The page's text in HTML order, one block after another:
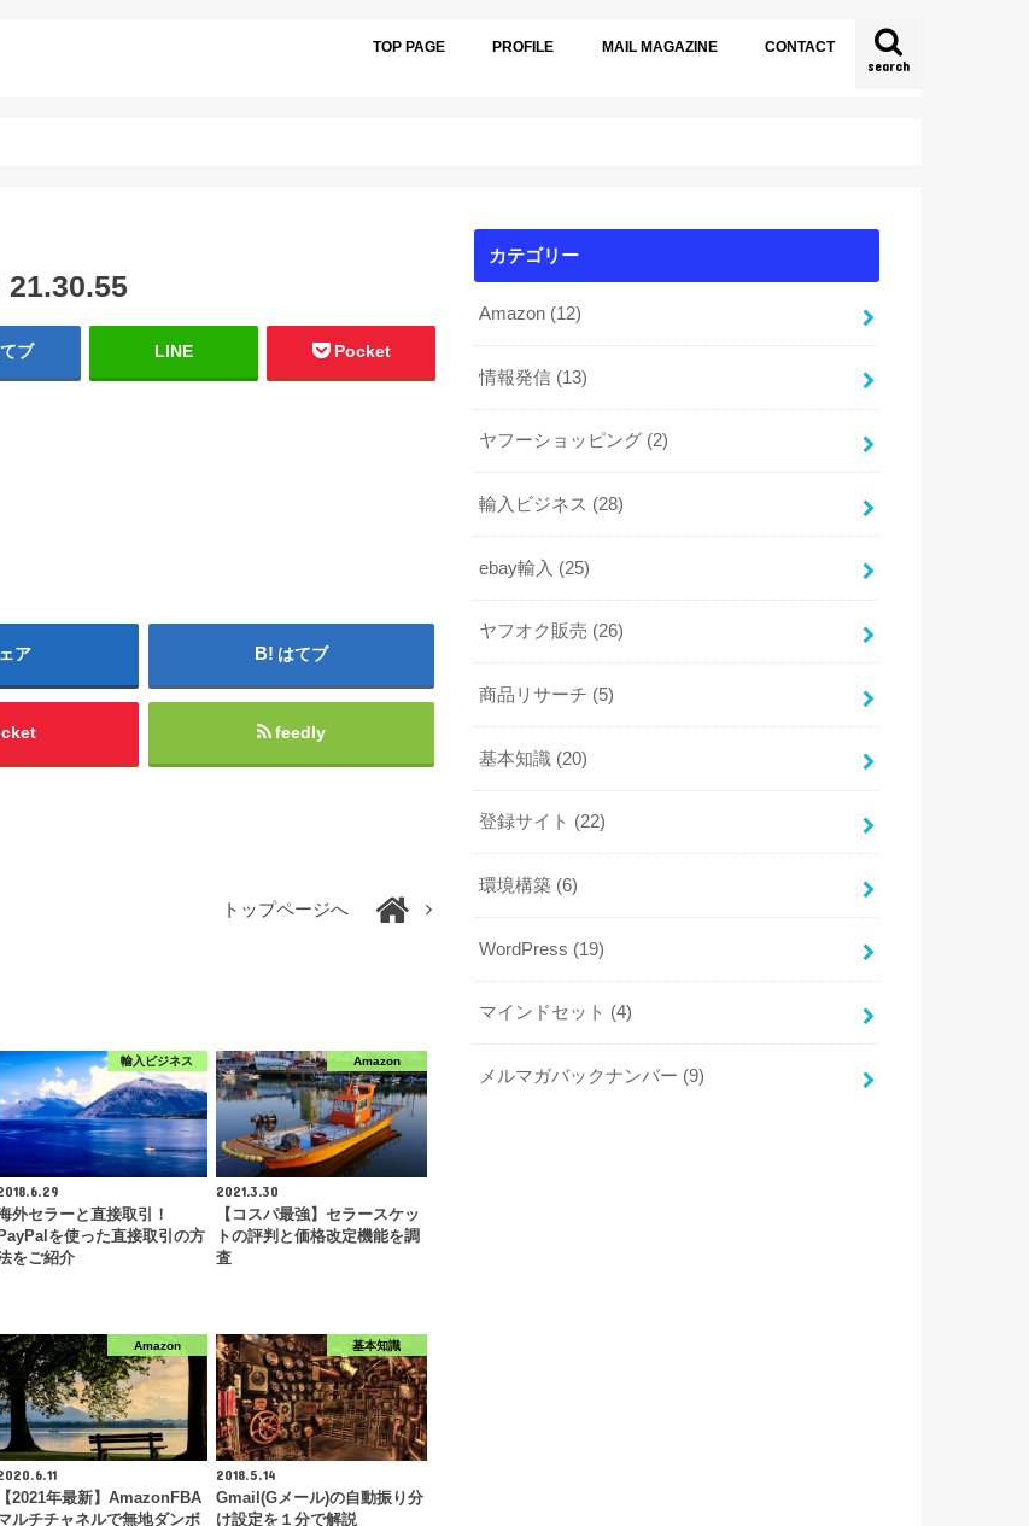
search
TOP PAGE PROFILE MAIL MAGAZINE CONTACT
21.30.55
ブ LINE Pocket
ア はてブ
feedly
トップページへ
輸入ビジネス
外セラーと直接取引！
PayPalを使った直接取引の方
をご紹介
Amazon
2021.3.30
【コスパ最強】セラースケッ
トの評判と価格改定機能を調
査
Amazon
【2021年最新】AmazonFBA
ルチチャネルで無地ダンボ
基本知識
2018.5.14
Gmail(Gメール)の自動振り分
け設定を１分で解説
カテゴリー
Amazon (12)
情報発信 (13)
ヤフーショッピング (2)
輸入ビジネス (28)
ebay輸入 (25)
ヤフオク販売 (26)
商品リサーチ (5)
基本知識 (20)
登録サイト (22)
環境構築 (6)
WordPress (19)
マインドセット (4)
メルマガバックナンバー (9)